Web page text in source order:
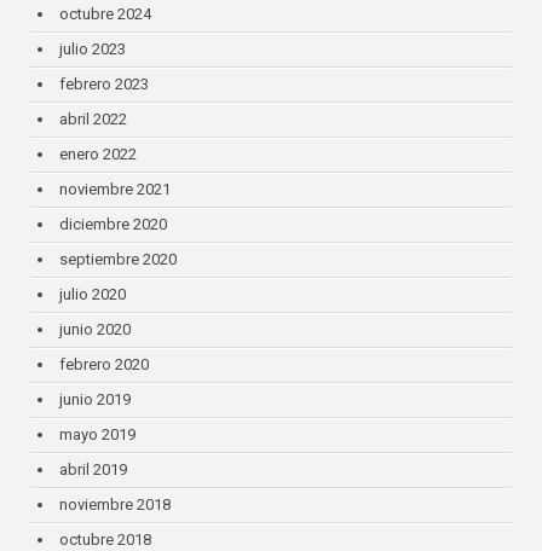
octubre 2024
julio 2023
febrero 2023
abril 2022
enero 2022
noviembre 2021
diciembre 2020
septiembre 2020
julio 2020
junio 2020
febrero 2020
junio 2019
mayo 2019
abril 2019
noviembre 2018
octubre 2018